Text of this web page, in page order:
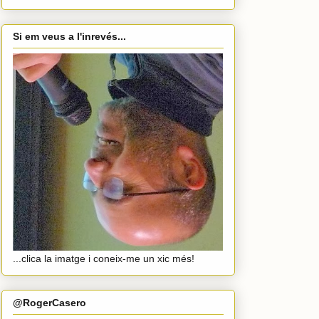
Si em veus a l'inrevés...
...clica la imatge i coneix-me un xic més!
@RogerCasero